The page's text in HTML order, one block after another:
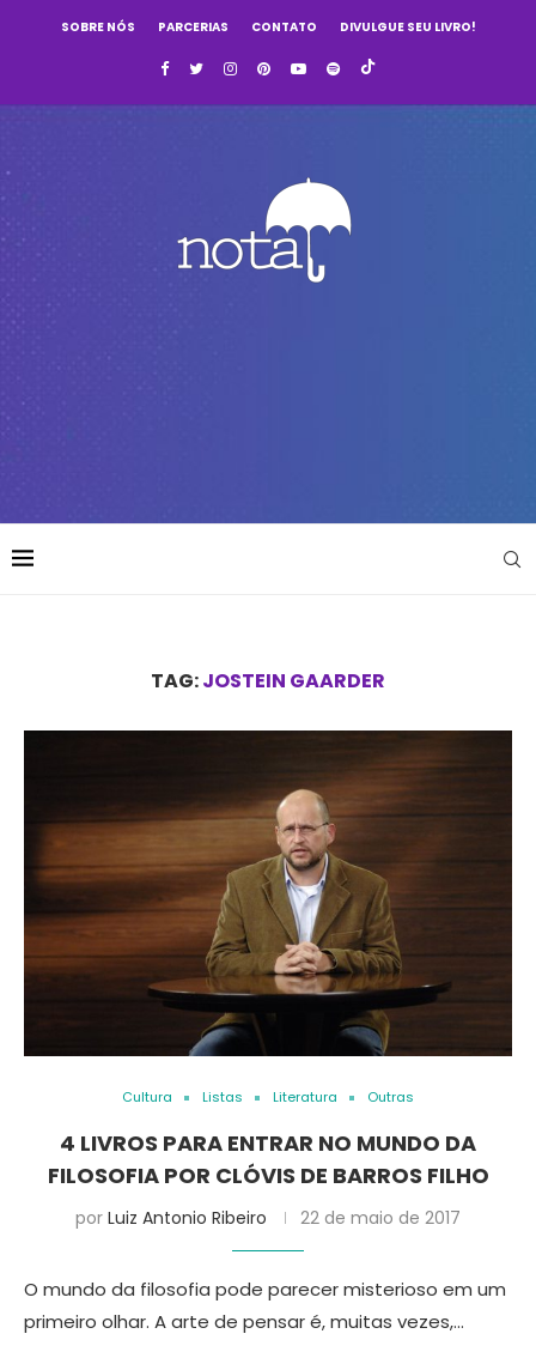
SOBRE NÓS PARCERIAS CONTATO DIVULGUE SEU LIVRO!
TAG:JOSTEIN GAARDER
Cultura Listas Literatura Outras
4 LIVROS PARA ENTRAR NO MUNDO DA
FILOSOFIA POR CLÓVIS DE BARROS FILHO
por Luiz Antonio Ribeiro 22 de maio de 2017
O mundo da filosofia pode parecer misterioso em um
primeiro olhar. A arte de pensar é, muitas vezes,…